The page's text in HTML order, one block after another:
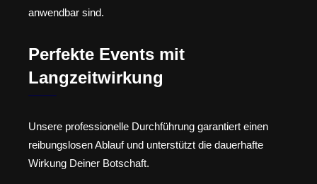
anwendbar sind.
Perfekte Events mit
Langzeitwirkung
Unsere professionelle Durchführung garantiert einen
reibungslosen Ablauf und unterstützt die dauerhafte
Wirkung Deiner Botschaft.